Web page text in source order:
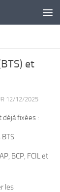
et
12/12/2025
déjà fixées :
BCP, FCIL et
les